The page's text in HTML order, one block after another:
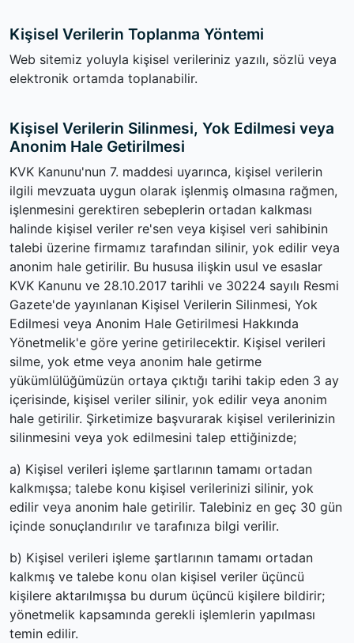
Kişisel Verilerin Toplanma Yöntemi
Web sitemiz yoluyla kişisel verileriniz yazılı, sözlü veya
elektronik ortamda toplanabilir.
Kişisel Verilerin Silinmesi, Yok Edilmesi veya
Anonim Hale Getirilmesi
KVK Kanunu'nun 7. maddesi uyarınca, kişisel verilerin
ilgili mevzuata uygun olarak işlenmiş olmasına rağmen,
işlenmesini gerektiren sebeplerin ortadan kalkması
halinde kişisel veriler re'sen veya kişisel veri sahibinin
talebi üzerine firmamız tarafından silinir, yok edilir veya
anonim hale getirilir. Bu hususa ilişkin usul ve esaslar
KVK Kanunu ve 28.10.2017 tarihli ve 30224 sayılı Resmi
Gazete'de yayınlanan Kişisel Verilerin Silinmesi, Yok
Edilmesi veya Anonim Hale Getirilmesi Hakkında
Yönetmelik'e göre yerine getirilecektir. Kişisel verileri
silme, yok etme veya anonim hale getirme
yükümlülüğümüzün ortaya çıktığı tarihi takip eden 3 ay
içerisinde, kişisel veriler silinir, yok edilir veya anonim
hale getirilir. Şirketimize başvurarak kişisel verilerinizin
silinmesini veya yok edilmesini talep ettiğinizde;
a) Kişisel verileri işleme şartlarının tamamı ortadan
kalkmışsa; talebe konu kişisel verilerinizi silinir, yok
edilir veya anonim hale getirilir. Talebiniz en geç 30 gün
içinde sonuçlandırılır ve tarafınıza bilgi verilir.
b) Kişisel verileri işleme şartlarının tamamı ortadan
kalkmış ve talebe konu olan kişisel veriler üçüncü
kişilere aktarılmışsa bu durum üçüncü kişilere bildirir;
yönetmelik kapsamında gerekli işlemlerin yapılması
temin edilir.